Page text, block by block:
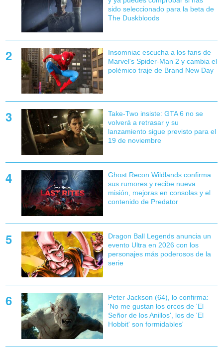
sido seleccionado para la beta de
The Duskbloods
Insomniac escucha a los fans de
Marvel's Spider-Man 2 y cambia el
polémico traje de Brand New Day
Take-Two insiste: GTA 6 no se
volverá a retrasar y su
lanzamiento sigue previsto para el
19 de noviembre
Ghost Recon Wildlands confirma
sus rumores y recibe nueva
misión, mejoras en consolas y el
contenido de Predator
Dragon Ball Legends anuncia un
evento Ultra en 2026 con los
personajes más poderosos de la
serie
Peter Jackson (64), lo confirma:
'No me gustan los orcos de 'El
Señor de los Anillos', los de 'El
Hobbit' son formidables'